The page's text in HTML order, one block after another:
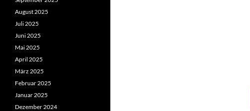
August 2025
Juli 2025
Juni 2025
Mai 2025
April 2025
März 2025
Februar 2025
Januar 2025
Dezember 2024